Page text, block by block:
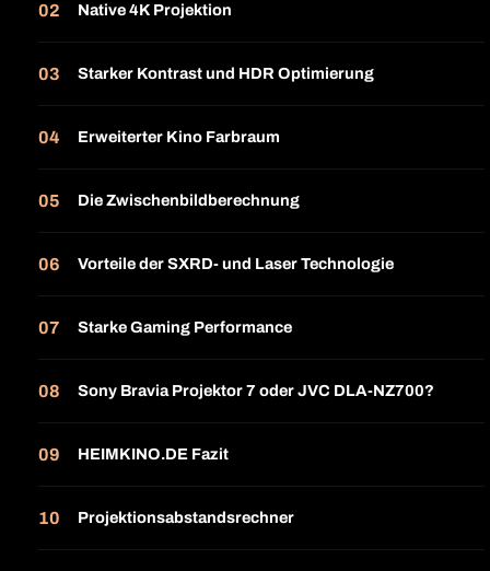
Native 4K Projektion
Starker Kontrast und HDR Optimierung
Erweiterter Kino Farbraum
Die Zwischenbildberechnung
Vorteile der SXRD- und Laser Technologie
Starke Gaming Performance
Sony Bravia Projektor 7 oder JVC DLA-NZ700?
HEIMKINO.DE Fazit
Projektionsabstandsrechner